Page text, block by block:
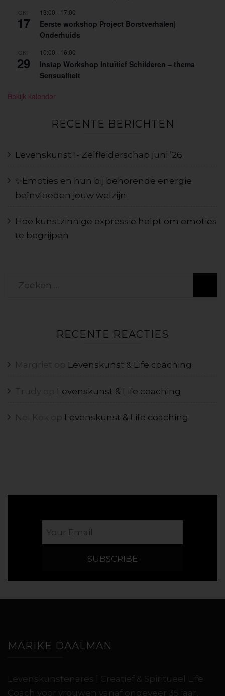
OKT
17
13:00 - 17:00
Eerste workshop Project Borstverhalen|
Onderhuids
OKT
29
10:00 - 16:00
Instap Workshop Intuïtief Schilderen – thema
Sensualiteit
Bekijk kalender
RECENTE BERICHTEN
Levenskunst 1- Zelfleiderschap juni ’26
✨️Emoties en hun bij behorende energie
beïnvloeden jouw welzijn
Hoe kunstzinnige expressie helpt om emoties
te begrijpen
Zoeken
RECENTE REACTIES
Levenskunst & Life coaching
Levenskunst & Life coaching
Levenskunst & Life coaching
MARIKE DAALMAN
Levenskunstenares | Creatief & Spiritueel Life
Coach voor vrouwen vanaf ongeveer 35 jaar,